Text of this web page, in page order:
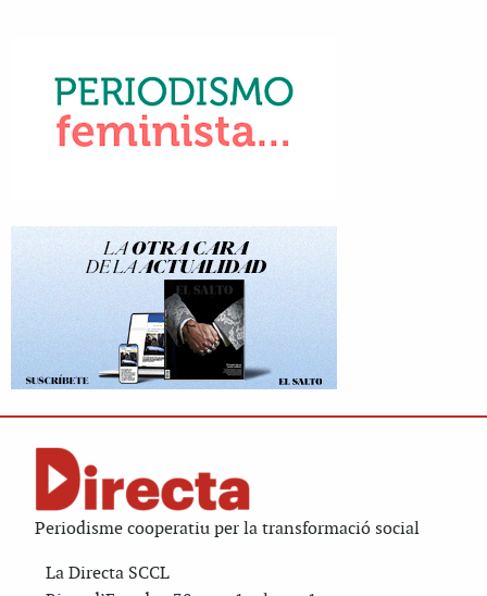
Periodisme cooperatiu per la transformació social
La Directa SCCL